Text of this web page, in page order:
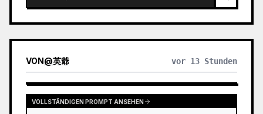
VON@英爺 vor 13 Stunden
VOLLSTÄNDIGEN PROMPT ANSEHEN